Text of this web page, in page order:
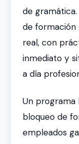
de
de formación
real, con
inmediato y
a día
Un programa
bloqueo de
empleados